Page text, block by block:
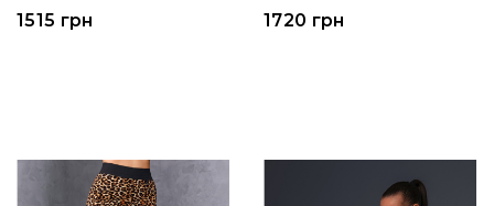
1515 грн 1720 грн